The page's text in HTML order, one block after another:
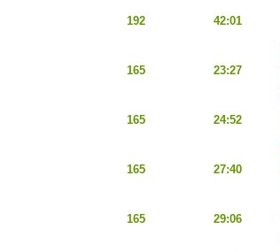
192 42:01
165 23:27
165 24:52
165 27:40
165 29:06